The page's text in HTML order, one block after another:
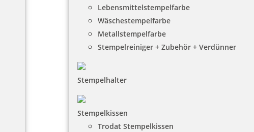
Lebensmittelstempelfarbe
Wäschestempelfarbe
Metallstempelfarbe
Stempelreiniger + Zubehör + Verdünner
Stempelhalter
Stempelkissen
Trodat Stempelkissen